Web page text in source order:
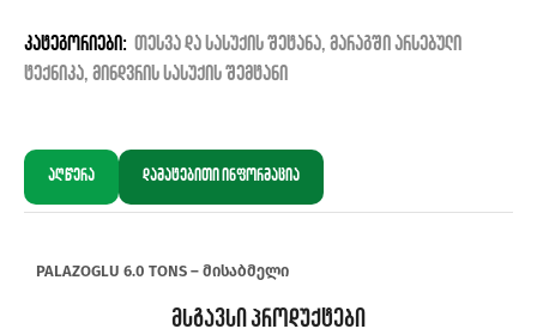
კატეგორიები: თესვა და სასუქის შეტანა, მარაგში არსებული
ტექნიკა, მინდვრის სასუქის შემტანი
აღწერა დამატებითი ინფორმაცია
PALAZOGLU 6.0 TONS – მისაბმელი
Მსგავსი Პროდუქტები